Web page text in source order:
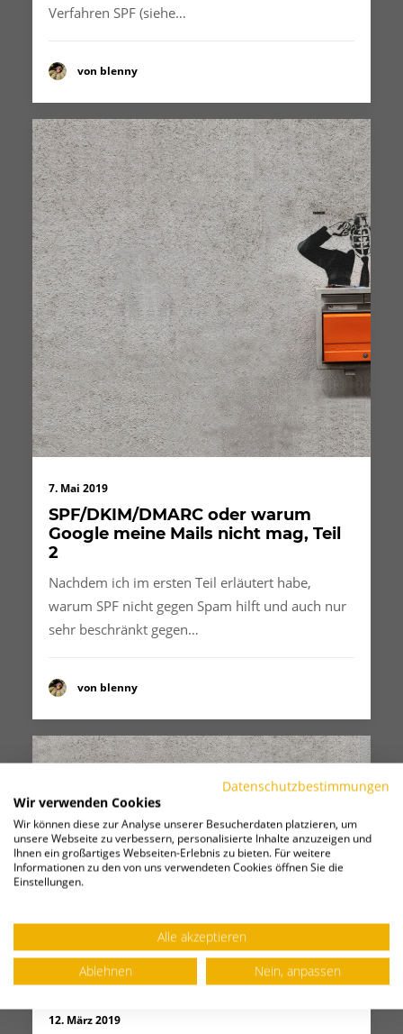
Verfahren SPF (siehe…
von blenny
7. Mai 2019
SPF/DKIM/DMARC oder warum
Google meine Mails nicht mag, Teil
2
Nachdem ich im ersten Teil erläutert habe,
warum SPF nicht gegen Spam hilft und auch nur
sehr beschränkt gegen…
von blenny
12. März 2019
Datenschutzbestimmungen
Wir verwenden Cookies
Wir können diese zur Analyse unserer Besucherdaten platzieren, um
unsere Webseite zu verbessern, personalisierte Inhalte anzuzeigen und
Ihnen ein großartiges Webseiten-Erlebnis zu bieten. Für weitere
Informationen zu den von uns verwendeten Cookies öffnen Sie die
Einstellungen.
Alle akzeptieren
Ablehnen
Nein, anpassen